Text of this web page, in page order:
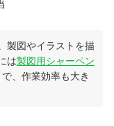
製図やイラストを描
は製図用シャーペン
、作業効率も大き